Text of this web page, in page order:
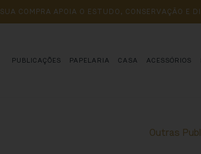
SUA COMPRA APOIA O ESTUDO, CONSERVAÇÃO E
PUBLICAÇÕES PAPELARIA CASA ACESSÓRIOS
Outras